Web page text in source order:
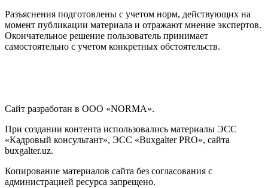
Разъяснения подготовлены с учетом норм, действующих на
момент публикации материала и отражают мнение экспертов.
Окончательное решение пользователь принимает
самостоятельно с учетом конкретных обстоятельств.
Сайт разработан в ООО «NORMA».
При создании контента использовались материалы ЭСС
«Кадровый консультант», ЭСС «Buxgalter PRO», сайта
buxgalter.uz.
Копирование материалов сайта без согласования с
администрацией ресурса запрещено.